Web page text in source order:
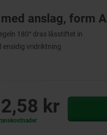
anslag, form
180° dras låsstiftet in
ensidig vridriktning
kr